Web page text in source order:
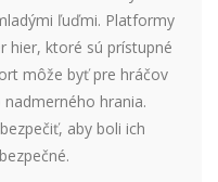
ľuďmi. Platformy
hier, ktoré sú prístupné
môže byť pre hráčov
hrania.
aby boli ich